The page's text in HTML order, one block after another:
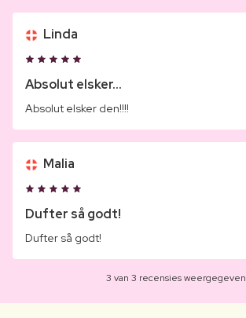
Linda
Absolut elsker...
Absolut elsker den!!!!
Malia
Dufter så godt!
Dufter så godt!
3 van 3 recensies weergegeven